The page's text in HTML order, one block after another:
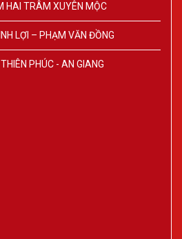
HAI TRÂM XUYÊN MỘC
LỢI – PHẠM VĂN ĐỒNG
PHÚC - AN GIANG